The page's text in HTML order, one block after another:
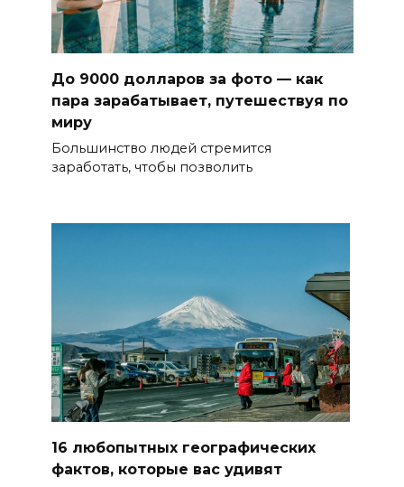
До 9000 долларов за фото — как
пара зарабатывает, путешествуя по
миру
Большинство людей стремится
заработать, чтобы позволить
16 любопытных географических
фактов, которые вас удивят